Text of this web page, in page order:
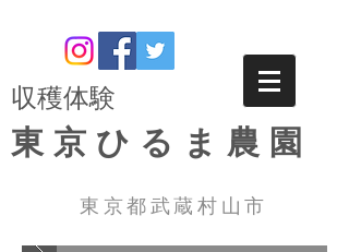
​収穫体験
東京ひるま農園
東京都武蔵村山市